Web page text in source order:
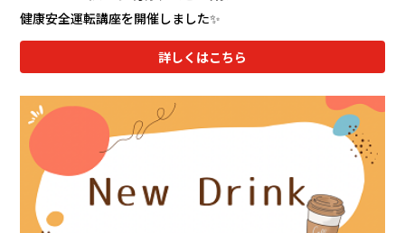
健康安全運転講座を開催しました✨
詳しくはこちら